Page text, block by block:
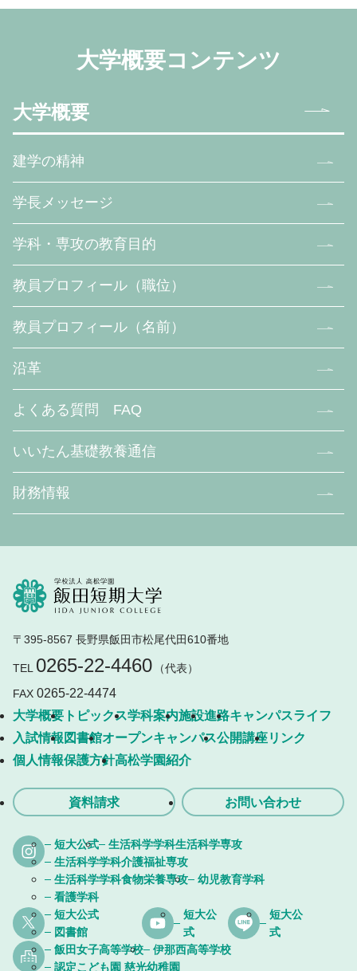
大学概要コンテンツ
大学概要
建学の精神
学長メッセージ
学科・専攻の教育目的
教員プロフィール（職位）
教員プロフィール（名前）
沿革
よくある質問 FAQ
いいたん基礎教養通信
財務情報
〒395-8567 長野県飯田市松尾代田610番地
TEL 0265-22-4460
（代表）
FAX 0265-22-4474
大学概要 トピックス学科案内施設進路キャンパスライフ
入試情報 図書館オープンキャンパス公開講座リンク
個人情報保護方針高松学園紹介
資料請求 お問い合わせ
短大公式
生活科学学科生活科学専攻
生活科学学科介護福祉専攻
生活科学学科食物栄養専攻
幼児教育学科
看護学科
短大公式
図書館
短大公
式
短大公
式
飯田女子高等学校
伊那西高等学校
認定こども園 慈光幼稚園